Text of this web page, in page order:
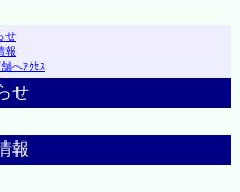
せ
報
へｱｸｾｽ
せ
報